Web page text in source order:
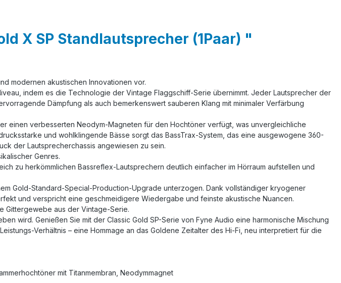
X SP Standlautsprecher (1Paar) "
modernen akustischen Innovationen vor.
indem es die Technologie der Vintage Flaggschiff-Serie übernimmt. Jeder Lautsprecher der
Dämpfung als auch bemerkenswert sauberen Klang mit minimaler Verfärbung
einen verbesserten Neodym-Magneten für den Hochtöner verfügt, was unvergleichliche
und wohlklingende Bässe sorgt das BassTrax-System, das eine ausgewogene 360-
der Lautsprecherchassis angewiesen zu sein.
Genres.
zu herkömmlichen Bassreflex-Lautsprechern deutlich einfacher im Hörraum aufstellen und
Gold-Standard-Special-Production-Upgrade unterzogen. Dank vollständiger kryogener
und verspricht eine geschmeidigere Wiedergabe und feinste akustische Nuancen.
Gittergewebe aus der Vintage-Serie.
wird. Genießen Sie mit der Classic Gold SP-Serie von Fyne Audio eine harmonische Mischung
Verhältnis – eine Hommage an das Goldene Zeitalter des Hi-Fi, neu interpretiert für die
mit Titanmembran, Neodymmagnet